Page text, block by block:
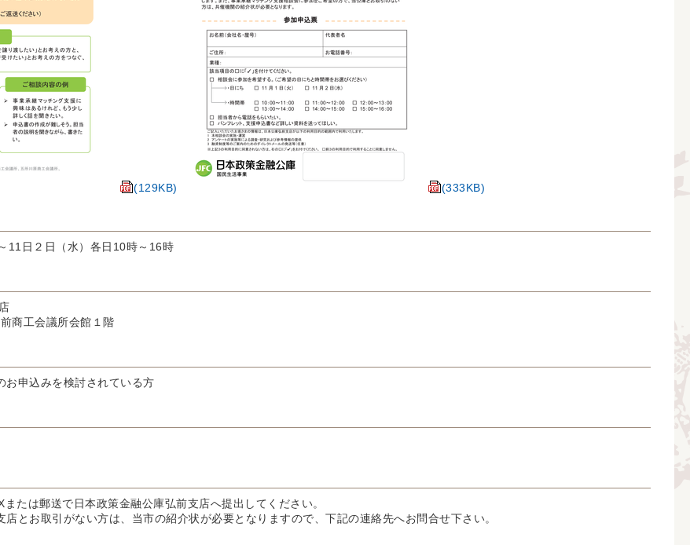
(129KB) (333KB)
11日２日（水）各日10時～16時
商工会議所会館１階
お申込みを検討されている方
たは郵送で日本政策金融公庫弘前支店へ提出してください。
とお取引がない方は、当市の紹介状が必要となりますので、下記の連絡先へお問合せ下さい。